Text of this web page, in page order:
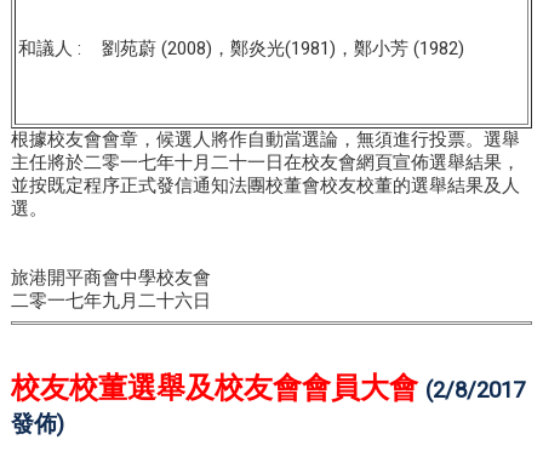
和議人 : 劉苑蔚 (2008)，鄭炎光(1981)，鄭小芳 (1982)
根據校友會會章，候選人將作自動當選論，無須進行投票。選舉
主任將於二零一七年十月二十一日在校友會網頁宣佈選舉結果，
並按既定程序正式發信通知法團校董會校友校董的選舉結果及人
選。
旅港開平商會中學校友會
二零一七年九月二十六日
校友校董選舉及校友會會員大會 (2/8/2017
發佈)